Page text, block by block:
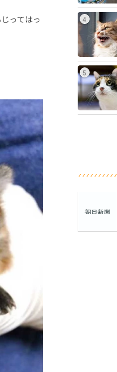
ってはっ
4
5